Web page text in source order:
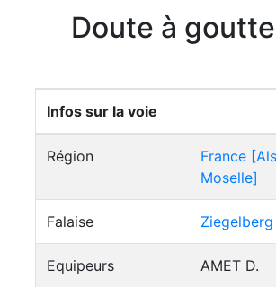
Doute à
Infos sur la voie
Région
France
Moselle]
Falaise Ziegelberg
Equipeurs AMET D.